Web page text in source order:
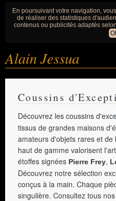
En poursuivant votre navigation,
de réaliser des statistiques
contenus ou publicités adaptés
Alain Jessua
Coussins
Découvrez les coussins
tissus de grandes maisons
amateurs d'objets rares et
haut de gamme valorisent
étoffes signées Pierre Frey,
Découvrez notre sélection
conçus à la main. Chaque
singulière. Consultez tous nos